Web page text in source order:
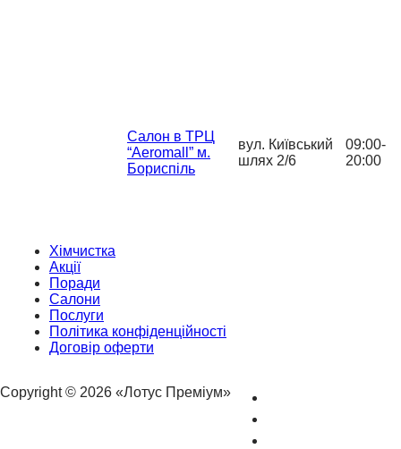
Салон в ТРЦ
“Aeromall” м.
Бориспіль
вул. Київський
шлях 2/6
09:00-
20:00
Хімчистка
Акції
Поради
Салони
Послуги
Політика конфіденційності
Договір оферти
Copyright © 2026 «Лотус Преміум»